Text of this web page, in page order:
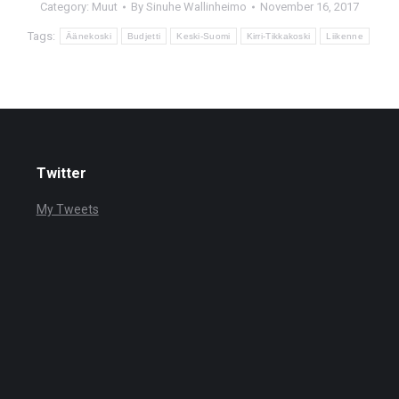
Category: Muut By Sinuhe Wallinheimo November 16, 2017
Tags: Äänekoski Budjetti Keski-Suomi Kirri-Tikkakoski Liikenne
Twitter
My Tweets